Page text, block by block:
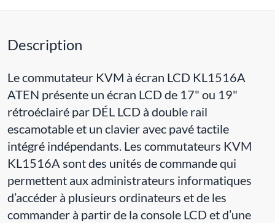
Description
Le commutateur KVM à écran LCD KL1516A
ATEN présente un écran LCD de 17" ou 19"
rétroéclairé par DÉL LCD à double rail
escamotable et un clavier avec pavé tactile
intégré indépendants. Les commutateurs KVM
KL1516A sont des unités de commande qui
permettent aux administrateurs informatiques
d’accéder à plusieurs ordinateurs et de les
commander à partir de la console LCD et d’une